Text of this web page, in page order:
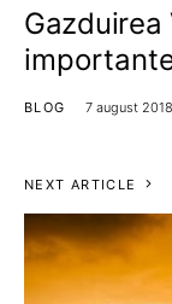
Gazduirea
BLOG 7 august 2018
NEXT ARTICLE